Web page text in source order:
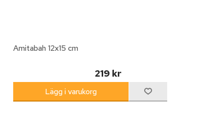
Amitabah 12x15 cm
219 kr